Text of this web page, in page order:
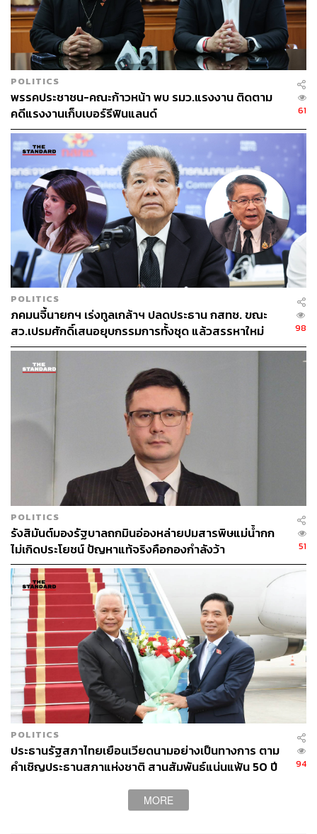
คือบริษัท I.C.E. แต่อย่างใด และไม่เคยติดต่อกับสำนักงาน
ประกันสังคม หรือกระทรวงแรงงาน
TAGS: การเมืองไทย
สำนักงานประกันสังคม
พรรคประชาชน
รักชนก ศรีนอก พัฒนา พร้อมพัฒน์
204
ABOUT THE AUTHOR
THE STANDARD TEAM
กองบรรณาธิการ THE STANDARD
ABOUT THE PHOTOGRAPHER
ศวิตา พูลเสถียร
STANDARD
POLITICS
พรรคประชาชน-คณะก้าวหน้า พบ รมว.แรงงาน ติดตาม
คดีแรงงานเก็บเบอร์รีฟินแลนด์
61
POLITICS
ภคมนจี้นายกฯ เร่งทูลเกล้าฯ ปลดประธาน กสทช. ขณะ
สว.เปรมศักดิ์เสนอยุบกรรมการทั้งชุด แล้วสรรหาใหม่
98
POLITICS
รังสิมันต์มองรัฐบาลถกมินอ่องหล่ายปมสารพิษแม่น้ำกก
ไม่เกิดประโยชน์ ปัญหาแท้จริงคือกองกำลังว้า
51
POLITICS
ประธานรัฐสภาไทยเยือนเวียดนามอย่างเป็นทางการ ตาม
คำเชิญประธานสภาแห่งชาติ สานสัมพันธ์แน่นแฟ้น 50 ปี
94
MORE